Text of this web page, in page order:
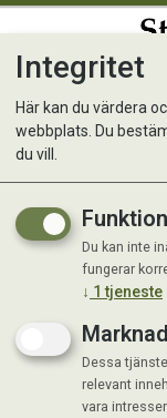
MUSH
Integritet
Här kan du värdera
webbplats. Du
du vill.
Du kan inte
fungerar
↓ 1 tjeneste
Dessa
relevant
vara